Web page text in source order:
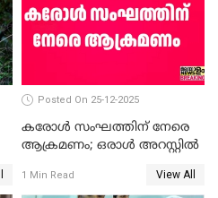
Posted On 25-12-2025
കരോള്‍ സംഘത്തിന് നേരെ
ആക്രമണം; ഒരാള്‍ അറസ്റ്റില്‍
1 Min Read View All